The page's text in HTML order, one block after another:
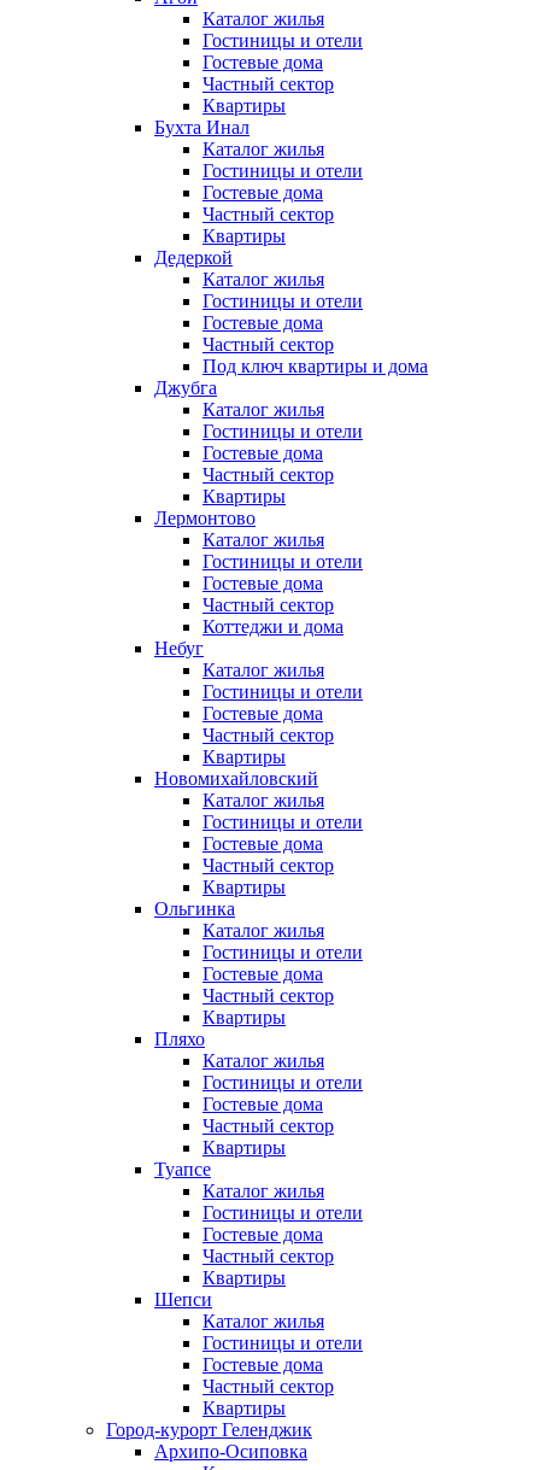
Каталог жилья
Гостиницы и отели
Гостевые дома
Частный сектор
Квартиры
Бухта Инал
Каталог жилья
Гостиницы и отели
Гостевые дома
Частный сектор
Квартиры
Дедеркой
Каталог жилья
Гостиницы и отели
Гостевые дома
Частный сектор
Под ключ квартиры и дома
Джубга
Каталог жилья
Гостиницы и отели
Гостевые дома
Частный сектор
Квартиры
Лермонтово
Каталог жилья
Гостиницы и отели
Гостевые дома
Частный сектор
Коттеджи и дома
Небуг
Каталог жилья
Гостиницы и отели
Гостевые дома
Частный сектор
Квартиры
Новомихайловский
Каталог жилья
Гостиницы и отели
Гостевые дома
Частный сектор
Квартиры
Ольгинка
Каталог жилья
Гостиницы и отели
Гостевые дома
Частный сектор
Квартиры
Пляхо
Каталог жилья
Гостиницы и отели
Гостевые дома
Частный сектор
Квартиры
Туапсе
Каталог жилья
Гостиницы и отели
Гостевые дома
Частный сектор
Квартиры
Шепси
Каталог жилья
Гостиницы и отели
Гостевые дома
Частный сектор
Квартиры
Город-курорт Геленджик
Архипо-Осиповка